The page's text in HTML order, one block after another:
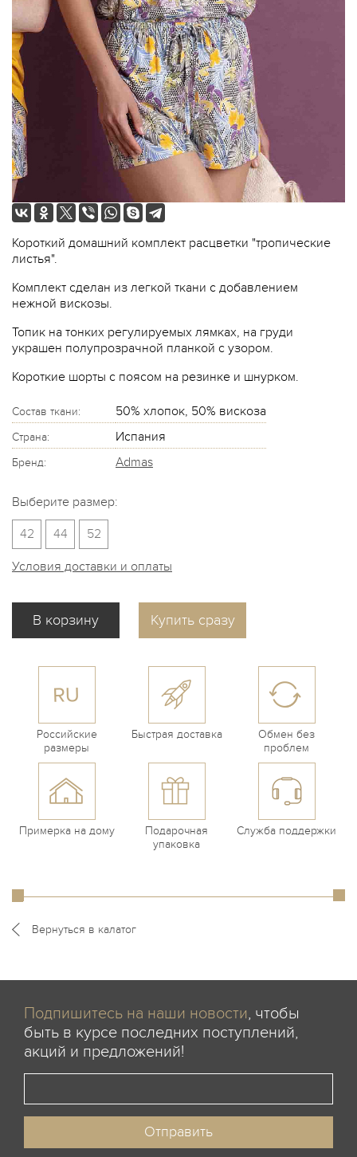
Короткий домашний комплект расцветки "тропические
листья".
Комплект сделан из легкой ткани с добавлением
нежной вискозы.
Топик на тонких регулируемых лямках, на груди
украшен полупрозрачной планкой с узором.
Короткие шорты с поясом на резинке и шнурком.
Состав ткани: 50% хлопок, 50% вискоза
Страна: Испания
Бренд: Admas
Выберите размер:
42
44 52
Условия доставки и оплаты
Купить сразу
Российские
размеры
Быстрая доставка
Обмен без
проблем
Примерка на дому
Подарочная
упаковка
Служба поддержки
Вернуться в калатог
Подпишитесь на наши новости, чтобы
быть в курсе последних поступлений,
акций и предложений!